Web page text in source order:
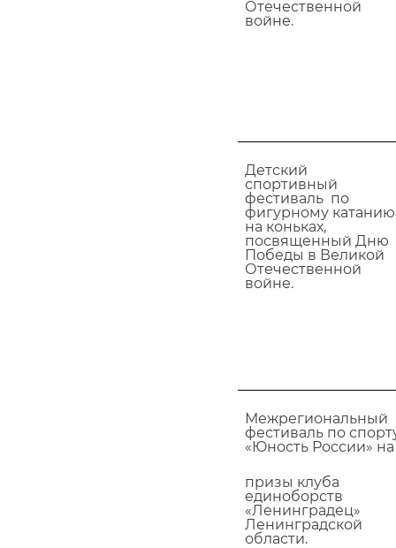
Отечественной
войне.
Детский
спортивный
фестиваль по
фигурному катанию
на коньках,
посвященный Дню
Победы в Великой
Отечественной
войне.
Межрегиональный
фестиваль по
«Юность России» на
призы клуба
единоборств
«Ленинградец»
Ленинградской
области.